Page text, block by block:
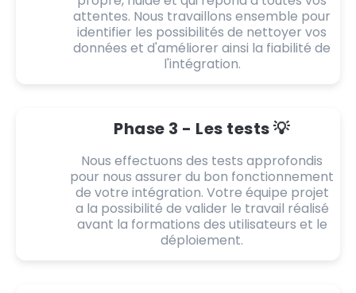
attentes. Nous travaillons ensemble pour
identifier les possibilités de nettoyer vos
données et d'améliorer ainsi la fiabilité de
l'intégration.
Phase 3 - Les tests 💡
Nous effectuons des tests approfondis
pour nous assurer du bon fonctionnement
de votre intégration. Votre équipe projet
a la possibilité de valider le travail réalisé
avant la formations des utilisateurs et le
déploiement.